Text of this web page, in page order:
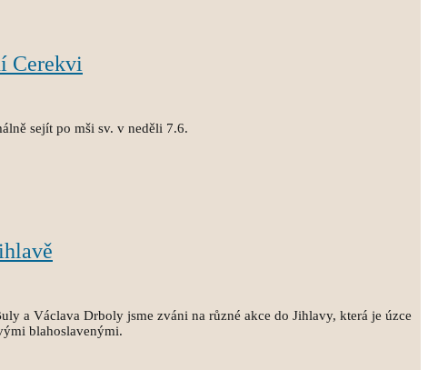
Cerekvi
sejít po mši sv. v neděli 7.6.
a Václava Drboly jsme zváni na různé akce do Jihlavy, která je úzce
blahoslavenými.